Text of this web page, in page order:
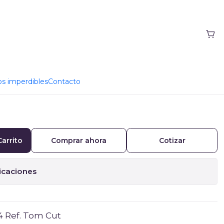
imperdiblesContacto
Comprar ahora Cotizar
Ref. Tom Cut